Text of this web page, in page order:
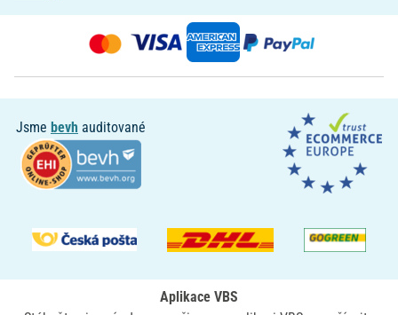
Jsme bevh auditované
Aplikace VBS